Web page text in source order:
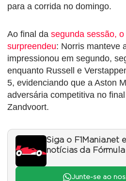
para a corrida no domingo.
Ao final da segunda sessão,
surpreendeu: Norris manteve
impressionou em segundo,
enquanto Russell e
5, evidenciando que a Aston
adversária competitiva no
Zandvoort.
Siga o F1Mania.net
notícias da
Junte-se ao